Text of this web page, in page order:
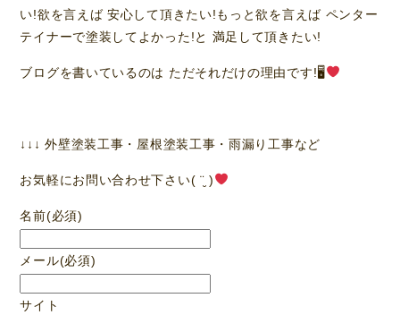
い!欲を言えば 安心して頂きたい!もっと欲を言えば ペンター
テイナーで塗装してよかった!と 満足して頂きたい!
ブログを書いているのは ただそれだけの理由です!🖥
↓↓↓ 外壁塗装工事・屋根塗装工事・雨漏り工事など
お気軽にお問い合わせ下さい( ¨̮ )
名前(必須)
メール(必須)
サイト